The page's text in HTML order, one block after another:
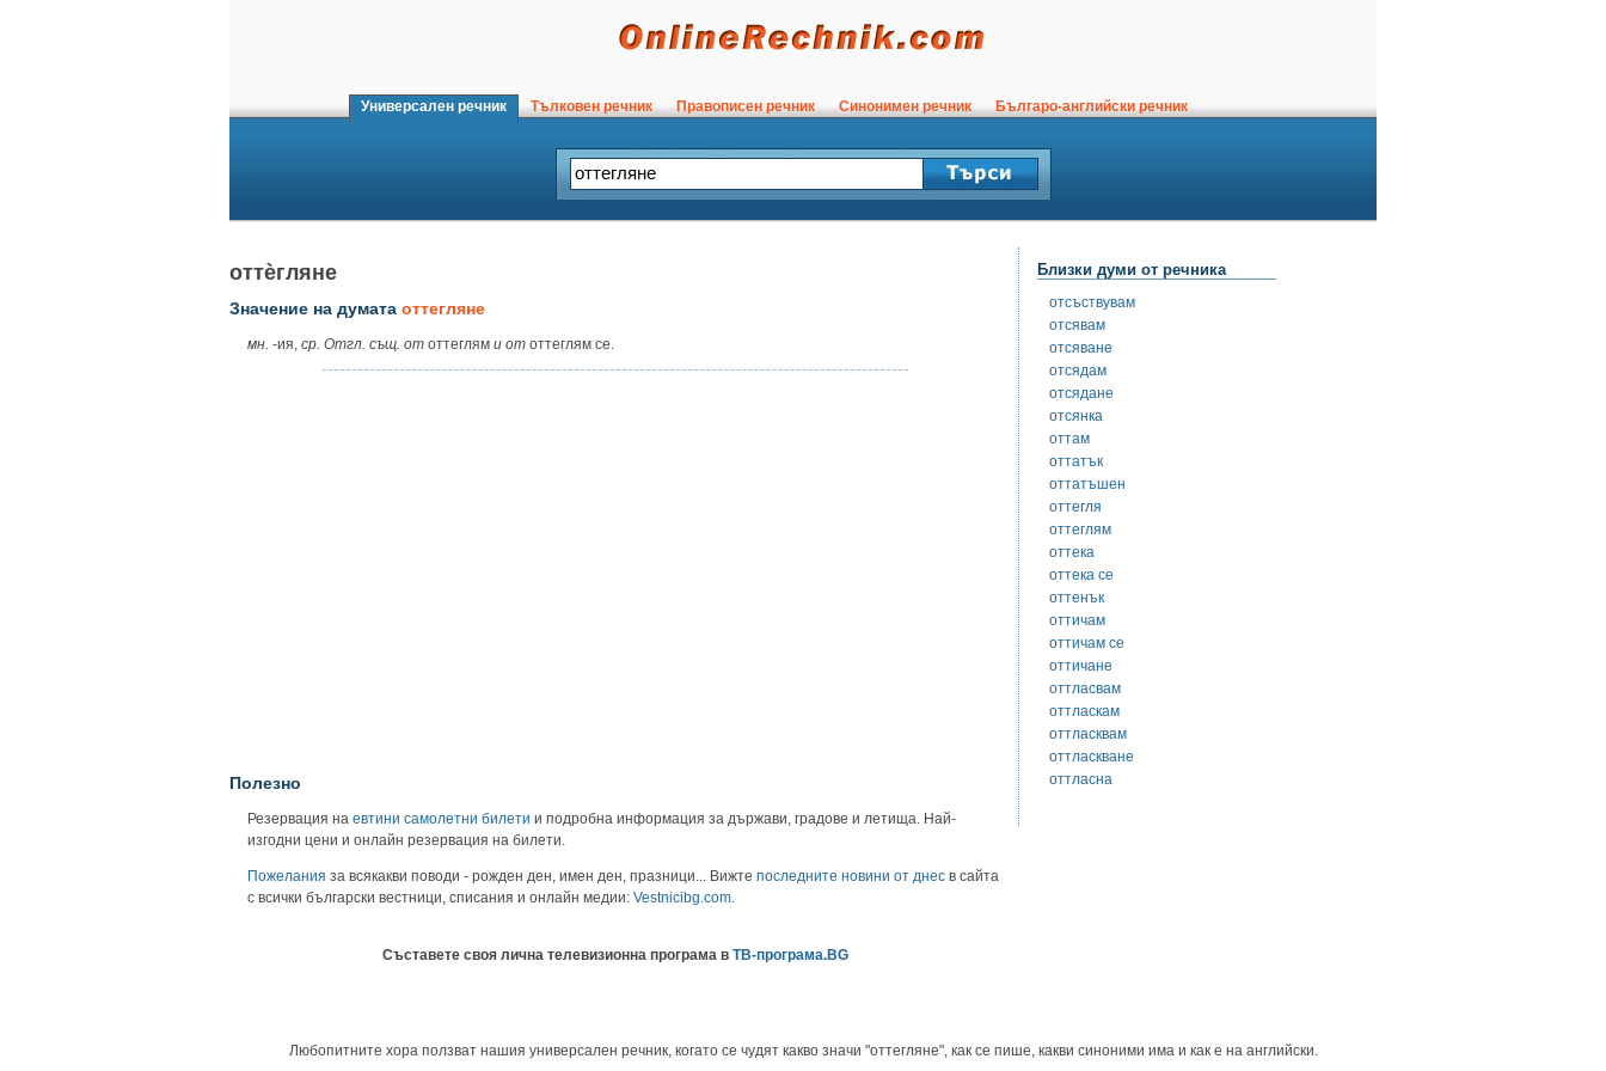
Универсален речник Тълковен речник Правописен речник Синонимен речник Българо-английски речник
оттѐгляне
Значение на думата оттегляне
мн. ‑ия, ср. Отгл. същ. от оттеглям и от оттеглям се.
Полезно
Резервация на евтини самолетни билети и подробна информация за държави, градове и летища. Най-
изгодни цени и онлайн резервация на билети.
Пожелания за всякакви поводи - рожден ден, имен ден, празници... Вижте последните новини от днес в сайта
с всички български вестници, списания и онлайн медии: Vestnicibg.com
Съставете своя лична телевизионна програма в ТВ-програма.BG
Близки думи от речника
отсъствувам
отсявам
отсяване
отсядам
отсядане
отсянка
оттам
оттатък
оттатъшен
оттегля
оттеглям
оттека
оттека се
оттенък
оттичам
оттичам се
оттичане
оттласвам
оттласкам
оттласквам
оттласкване
оттласна
Любопитните хора ползват нашия универсален речник, когато се чудят какво значи "оттегляне", как се пише, какви синоними има и как е на английски.